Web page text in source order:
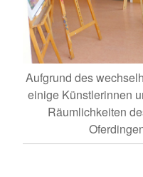
Aufgrund des
einige Künstlerinnen
Räumlichkeiten